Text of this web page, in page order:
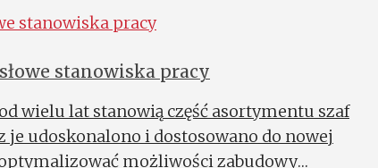
stanowiska pracy
wielu lat stanowią część asortymentu szaf
udoskonalono i dostosowano do nowej
możliwości zabudowy